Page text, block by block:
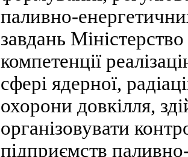
паливно-
завдань
компетенції
сфері ядерної,
охорони довкілля,
організовувати
підприємств